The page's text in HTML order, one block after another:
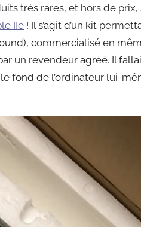
très rares, et hors de prix,
IIe ! Il s’agit d’un kit
commercialisé en
un revendeur agréé. Il
fond de l’ordinateur lui-